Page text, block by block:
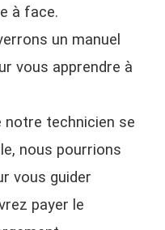
à face.
un manuel
vous apprendre à
notre technicien se
nous pourrions
vous guider
payer le